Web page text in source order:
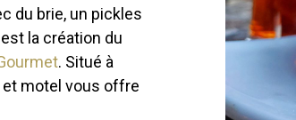
du brie, un pickles
la création du
. Situé à
et motel vous offre